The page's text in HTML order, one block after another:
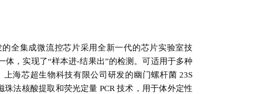
全集成微流控芯片采用全新一代的芯片实验室技
，实现了“样本进-结果出”的检测。可适用于多种
海芯超生物科技有限公司研发的幽门螺杆菌 23S
法核酸提取和荧光定量 PCR 技术，用于体外定性